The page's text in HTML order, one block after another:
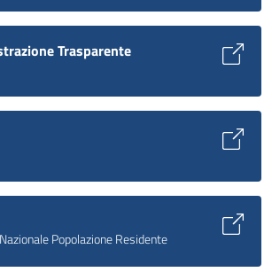
Trasparente
Popolazione Residente